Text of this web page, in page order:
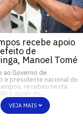
recebe apoio
de
Manoel Tomé
ao Governo de
e presidente nacional do
recebeu nesta
o apoio do…
VEJA MAIS